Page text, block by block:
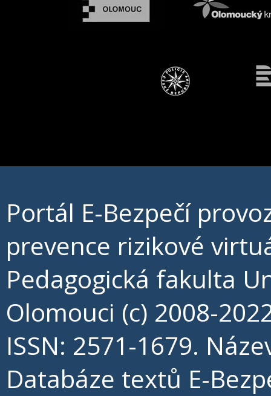
Portál E-Bezpečí
prevence rizikové
Pedagogická fakulta
Olomouci (c) 2008-
ISSN: 2571-1679.
Databáze textů E-